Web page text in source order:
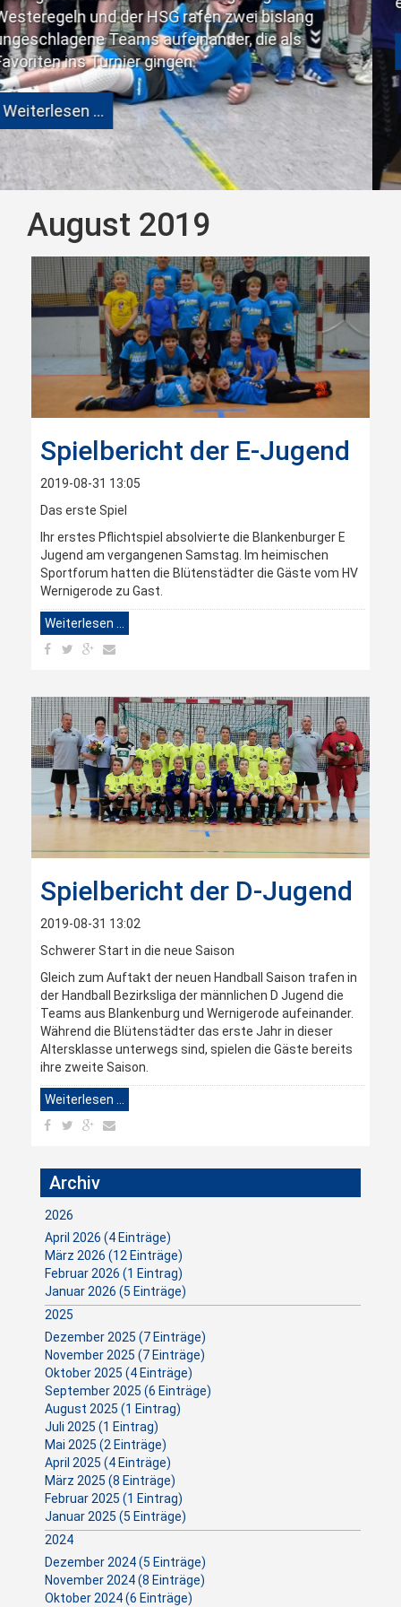
rafen zwei bislang
aufeinander, die als
Weiterlesen …
August 2019
Spielbericht der E-Jugend
2019-08-31 13:05
Das erste Spiel
Ihr erstes Pflichtspiel absolvierte die Blankenburger E
Jugend am vergangenen Samstag. Im heimischen
Sportforum hatten die Blütenstädter die Gäste vom HV
Wernigerode zu Gast.
Weiterlesen …
Spielbericht der D-Jugend
2019-08-31 13:02
Schwerer Start in die neue Saison
Gleich zum Auftakt der neuen Handball Saison trafen in
der Handball Bezirksliga der männlichen D Jugend die
Teams aus Blankenburg und Wernigerode aufeinander.
Während die Blütenstädter das erste Jahr in dieser
Altersklasse unterwegs sind, spielen die Gäste bereits
ihre zweite Saison.
Weiterlesen …
Archiv
2026
April 2026 (4 Einträge)
März 2026 (12 Einträge)
Februar 2026 (1 Eintrag)
Januar 2026 (5 Einträge)
2025
Dezember 2025 (7 Einträge)
November 2025 (7 Einträge)
Oktober 2025 (4 Einträge)
September 2025 (6 Einträge)
August 2025 (1 Eintrag)
Juli 2025 (1 Eintrag)
Mai 2025 (2 Einträge)
April 2025 (4 Einträge)
März 2025 (8 Einträge)
Februar 2025 (1 Eintrag)
Januar 2025 (5 Einträge)
2024
Dezember 2024 (5 Einträge)
November 2024 (8 Einträge)
Oktober 2024 (6 Einträge)